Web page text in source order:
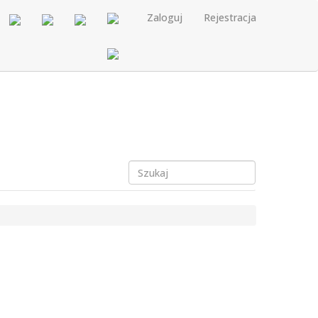
Zaloguj Rejestracja